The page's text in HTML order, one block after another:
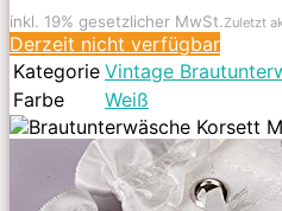
inkl. 19% gesetzlicher MwSt.Zuletzt
Derzeit nicht verfügbar
Kategorie Vintage
Farbe
Weiß